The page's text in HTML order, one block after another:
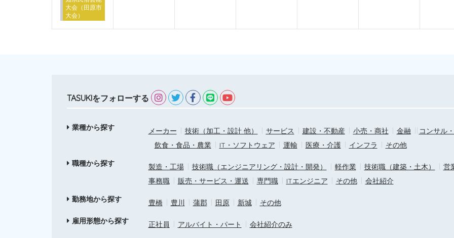
大会（田原市
大会）
TASUKIをフォローする
業種から探す メーカー 技術（加工・設計 他） サービス 建設・不動産 小売・商社 金融
コンサル
飲食・食品・農業
IT・ソフトウェア 運輸 医療・介護 インフラ
その他
職種から探す
製造・工場 技術職（エンジニアリング・設計・開発） 軽作業 技術職（建築・土木）
営
事務職
販売・サービス・運送 専門職 ITエンジニア その他
会社紹介
勤務地から探す
豊橋 豊川 蒲郡 田原 新城
その他
雇用形態から探す
正社員 アルバイト・パート
会社紹介のみ